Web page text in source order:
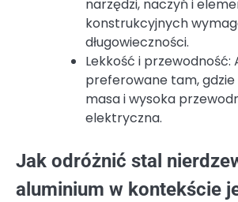
narzędzi, naczyń i
konstrukcyjnych
długowieczności.
Lekkość i przewodność:
preferowane tam, gdzie
masa i wysoka
elektryczna.
Jak odróżnić stal
aluminium w kontekście